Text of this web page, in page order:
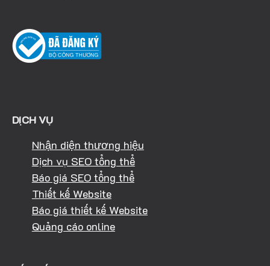
DỊCH VỤ
Nhận diện thương hiệu
Dịch vụ SEO tổng thể
Báo giá SEO tổng thể
Thiết kế Website
Báo giá thiết kế Website
Quảng cáo online